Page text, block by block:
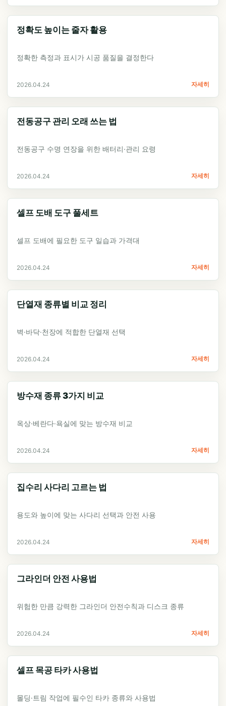
정확도 높이는 줄자 활용
정확한 측정과 표시가 시공 품질을 결정한다
2026.04.24 자세히
전동공구 관리 오래 쓰는 법
전동공구 수명 연장을 위한 배터리·관리 요령
2026.04.24 자세히
셀프 도배 도구 풀세트
셀프 도배에 필요한 도구 일습과 가격대
2026.04.24 자세히
단열재 종류별 비교 정리
벽·바닥·천장에 적합한 단열재 선택
2026.04.24 자세히
방수재 종류 3가지 비교
옥상·베란다·욕실에 맞는 방수재 비교
2026.04.24 자세히
집수리 사다리 고르는 법
용도와 높이에 맞는 사다리 선택과 안전 사용
2026.04.24 자세히
그라인더 안전 사용법
위험한 만큼 강력한 그라인더 안전수칙과 디스크 종류
2026.04.24 자세히
셀프 목공 타카 사용법
몰딩·트림 작업에 필수인 타카 종류와 사용법